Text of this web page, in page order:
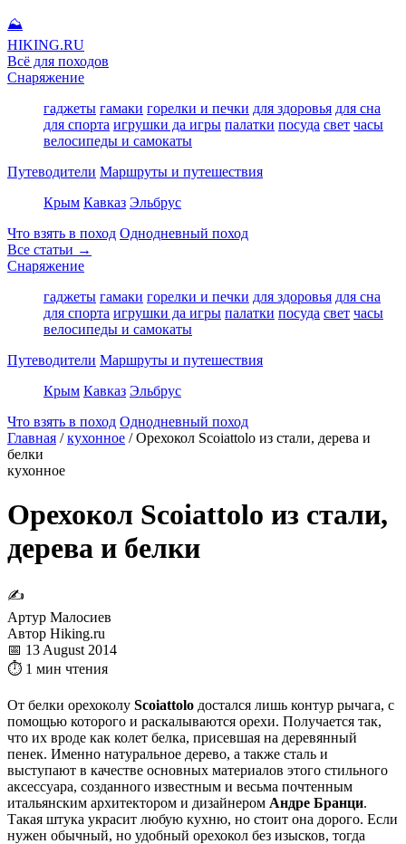
⛰
HIKING.RU
Всё для походов
Снаряжение
гаджеты гамаки горелки и печки для здоровья для сна
для спорта игрушки да игры палатки посуда свет часы
велосипеды и самокаты
Путеводители Маршруты и путешествия
Крым Кавказ Эльбрус
Что взять в поход Однодневный поход
Все статьи →
Снаряжение
гаджеты гамаки горелки и печки для здоровья для сна
для спорта игрушки да игры палатки посуда свет часы
велосипеды и самокаты
Путеводители Маршруты и путешествия
Крым Кавказ Эльбрус
Что взять в поход Однодневный поход
Главная / кухонное / Орехокол Scoiattolo из стали, дерева и
белки
кухонное
Орехокол Scoiattolo из стали,
дерева и белки
✍
Артур Малосиев
Автор Hiking.ru
📅 13 August 2014
⏱ 1 мин чтения
От белки орехоколу Scoiattolo достался лишь контур рычага, с
помощью которого и раскалываются орехи. Получается так,
что их вроде как колет белка, присевшая на деревянный
пенек. Именно натуральное дерево, а также сталь и
выступают в качестве основных материалов этого стильного
аксессуара, созданного известным и весьма почтенным
итальянским архитектором и дизайнером Андре Бранци.
Такая штука украсит любую кухню, но стоит она дорого. Если
нужен обычный, но удобный орехокол без изысков, тогда